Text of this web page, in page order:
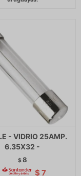
- VIDRIO 25AMP.
6.35X32 -
$8
$ 7